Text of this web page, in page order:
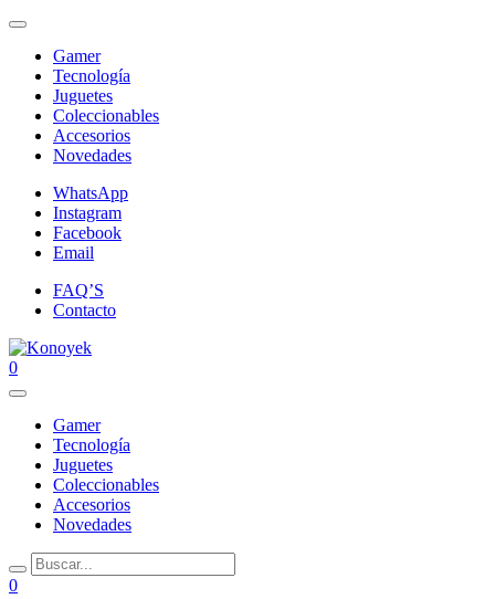
Gamer
Tecnología
Juguetes
Coleccionables
Accesorios
Novedades
WhatsApp
Instagram
Facebook
Email
FAQ’S
Contacto
0
Gamer
Tecnología
Juguetes
Coleccionables
Accesorios
Novedades
0